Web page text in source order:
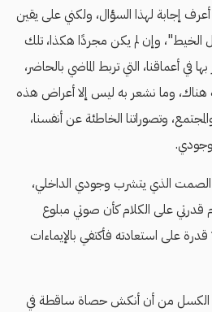
أعرف إجابة لهذا السؤال، ولكني على يقين
الخيط"، وإن لم يكن مجردًا هكذا، تلك
في أعماقنا، التي تربط الماضي بالحاضر،
هناك، وما نشعر به ليس إلا أعراض هذه
وتصوراتنا الخاطئة عن أنفسنا،
الذي يتشرب وجودي الداخلي،
على الكلام كأن صوتي مبلوع
على استعادته فأكتفي بالإيماءات
من أن أنكش حصاة ساقطة في